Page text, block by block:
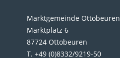
Marktgemeinde Ottobeuren
Marktplatz 6
87724 Ottobeuren
T. +49 (0)8332/9219-50